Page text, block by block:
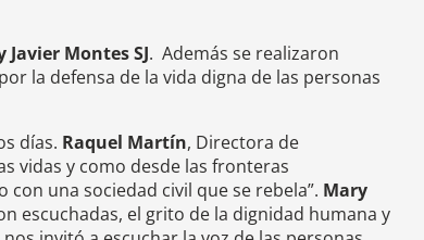
Montes SJ. Además se realizaron
la defensa de la vida digna de las personas
días. Raquel Martín, Directora de
vidas y como desde las fronteras
una sociedad civil que se rebela”. Mary
escuchadas, el grito de la dignidad humana y